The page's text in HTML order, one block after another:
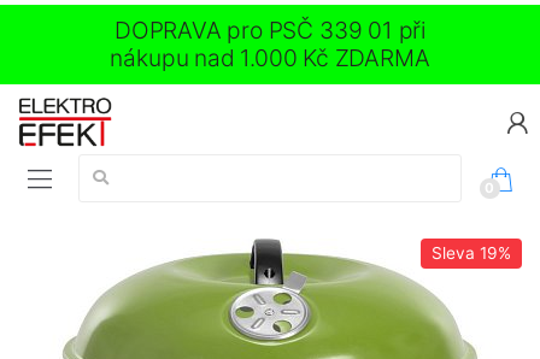
DOPRAVA pro PSČ 339 01 při
nákupu nad 1.000 Kč ZDARMA
Vyhledávání:
0
Sleva 19%